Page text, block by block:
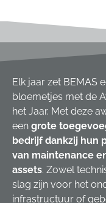
Elk jaar zet BEMAS
bloemetjes met de
het Jaar. Met deze
een grote
bedrijf dankzij hun
van maintenance
assets. Zowel
slag zijn voor het
infrastructuur of